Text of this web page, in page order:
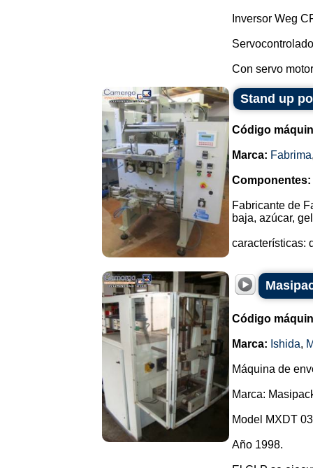
Inversor Weg
Con servo
Stand up
Código
Marca: Fabrima
Componentes:
Fabricante de
baja, azúcar,
características:
Código
Marca: Ishida,
Máquina de
Marca:
Model MXDT 03
Año 1998.